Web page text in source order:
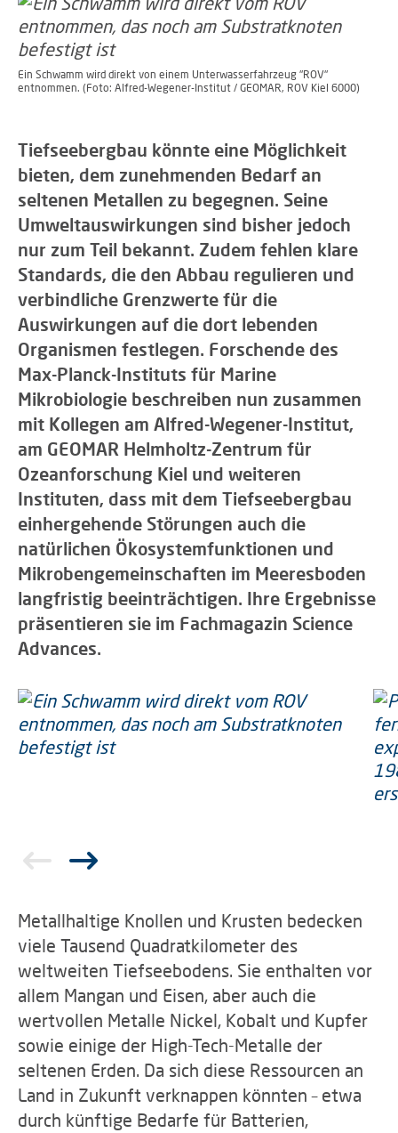
Ein Schwamm wird direkt von einem Unterwasserfahrzeug "ROV"
entnommen. (Foto: Alfred-Wegener-Institut / GEOMAR, ROV Kiel 6000)
Tiefseebergbau könnte eine Möglichkeit
bieten, dem zunehmenden Bedarf an
seltenen Metallen zu begegnen. Seine
Umweltauswirkungen sind bisher jedoch
nur zum Teil bekannt. Zudem fehlen klare
Standards, die den Abbau regulieren und
verbindliche Grenzwerte für die
Auswirkungen auf die dort lebenden
Organismen festlegen. Forschende des
Max-Planck-Instituts für Marine
Mikrobiologie beschreiben nun zusammen
mit Kollegen am Alfred-Wegener-Institut,
am GEOMAR Helmholtz-Zentrum für
Ozeanforschung Kiel und weiteren
Instituten, dass mit dem Tiefseebergbau
einhergehende Störungen auch die
natürlichen Ökosystemfunktionen und
Mikrobengemeinschaften im Meeresboden
langfristig beeinträchtigen. Ihre Ergebnisse
präsentieren sie im Fachmagazin Science
Advances.
Metallhaltige Knollen und Krusten bedecken
viele Tausend Quadratkilometer des
weltweiten Tiefseebodens. Sie enthalten vor
allem Mangan und Eisen, aber auch die
wertvollen Metalle Nickel, Kobalt und Kupfer
sowie einige der High-Tech-Metalle der
seltenen Erden. Da sich diese Ressourcen an
Land in Zukunft verknappen könnten – etwa
durch künftige Bedarfe für Batterien,